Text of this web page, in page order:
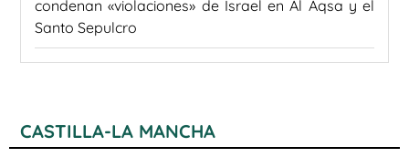
condenan «violaciones» de Israel en Al Aqsa y el
Santo Sepulcro
CASTILLA-LA MANCHA